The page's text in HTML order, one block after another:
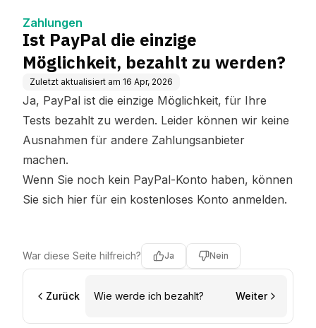
Zahlungen
Ist PayPal die einzige
Möglichkeit, bezahlt zu werden?
Zuletzt aktualisiert am 16 Apr, 2026
Ja, PayPal ist die einzige Möglichkeit, für Ihre
Tests bezahlt zu werden. Leider können wir keine
Ausnahmen für andere Zahlungsanbieter
machen.
Wenn Sie noch kein PayPal-Konto haben, können
Sie sich hier für ein kostenloses Konto anmelden.
War diese Seite hilfreich? Ja Nein
Zurück Wie werde ich bezahlt? Weiter